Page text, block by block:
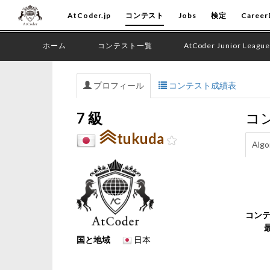
AtCoder.jp コンテスト Jobs 検定
ホーム コンテスト一覧 AtCoder Junior League
プロフィール コンテスト成績表
7 級
tukuda
国と地域 日本
コ
コン